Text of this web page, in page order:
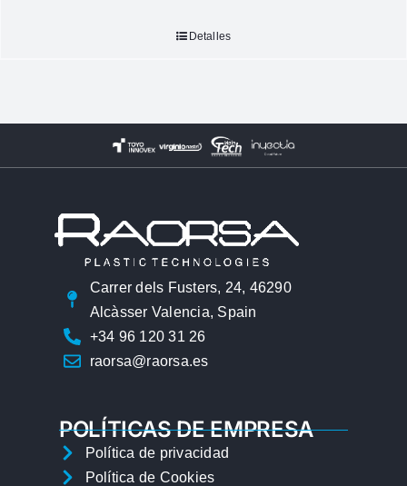
Detalles
Carrer dels Fusters, 24, 46290
Alcàsser Valencia, Spain
+34 96 120 31 26
raorsa@raorsa.es
POLÍTICAS DE EMPRESA
Política de privacidad
Política de Cookies